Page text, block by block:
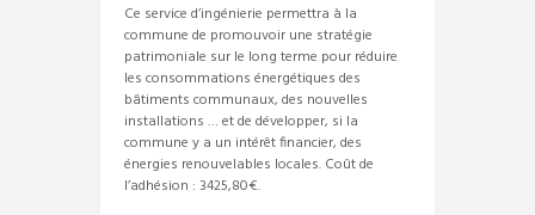
Ce service d’ingénierie permettra à la
commune de promouvoir une stratégie
patrimoniale sur le long terme pour réduire
les consommations énergétiques des
bâtiments communaux, des nouvelles
installations … et de développer, si la
commune y a un intérêt financier, des
énergies renouvelables locales. Coût de
l’adhésion : 3425,80€.